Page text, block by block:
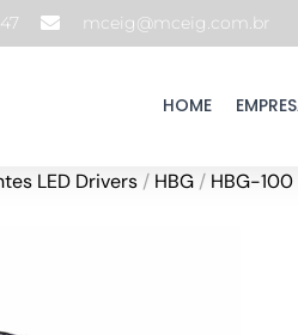
mceig@mceig.com.br
HOME
LED Drivers / HBG / HBG-100